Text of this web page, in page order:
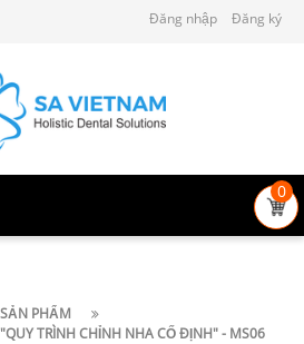
Đăng nhập Đăng ký
0
PHẨM
TRÌNH CHỈNH NHA CỐ ĐỊNH" - MS06